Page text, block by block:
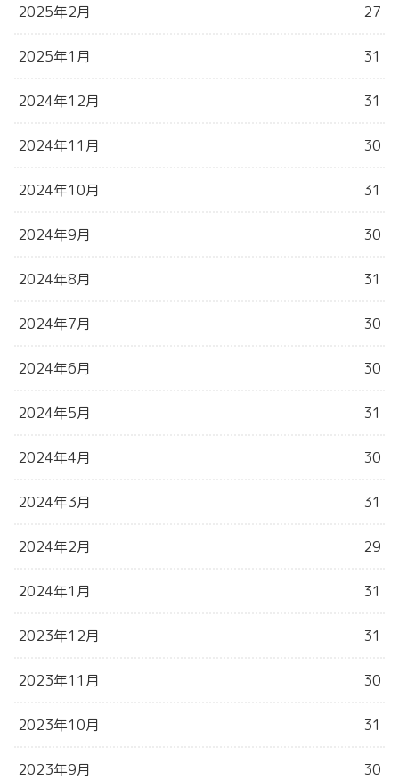
2025年2月 27
2025年1月 31
2024年12月 31
2024年11月 30
2024年10月 31
2024年9月 30
2024年8月 31
2024年7月 30
2024年6月 30
2024年5月 31
2024年4月 30
2024年3月 31
2024年2月 29
2024年1月 31
2023年12月 31
2023年11月 30
2023年10月 31
2023年9月 30